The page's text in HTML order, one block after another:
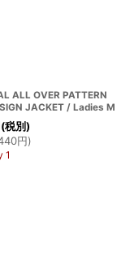
ALL OVER PATTERN
JACKET / Ladies M
(税別)
円)
1